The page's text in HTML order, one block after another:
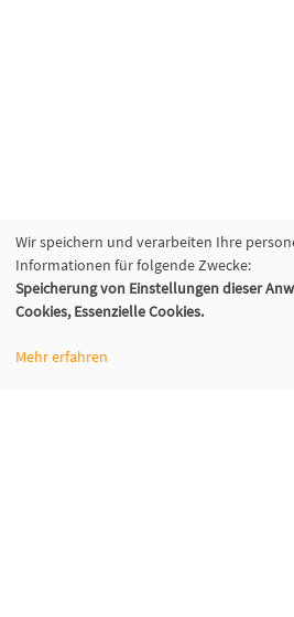
Wir speichern und verarbeiten Ihre
Informationen für folgende Zwecke:
Speicherung von Einstellungen dieser
Cookies, Essenzielle Cookies.
Mehr erfahren